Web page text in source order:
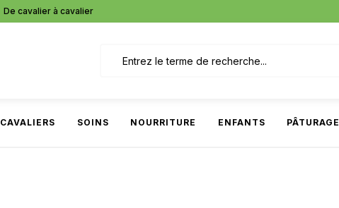
De cavalier à cavalier
CAVALIERS SOINS NOURRITURE ENFANTS PÂTURAGE